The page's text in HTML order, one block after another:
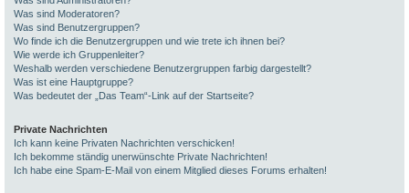
Was sind Moderatoren?
Was sind Benutzergruppen?
Wo finde ich die Benutzergruppen und wie trete ich ihnen bei?
Wie werde ich Gruppenleiter?
Weshalb werden verschiedene Benutzergruppen farbig dargestellt?
Was ist eine Hauptgruppe?
Was bedeutet der „Das Team“-Link auf der Startseite?
Private Nachrichten
Ich kann keine Privaten Nachrichten verschicken!
Ich bekomme ständig unerwünschte Private Nachrichten!
Ich habe eine Spam-E-Mail von einem Mitglied dieses Forums erhalten!